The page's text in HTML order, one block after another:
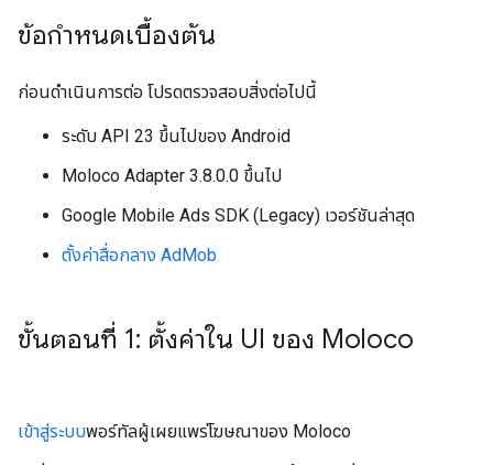
ข้อกำหนดเบื้องต้น
ก่อนดำเนินการต่อ โปรดตรวจสอบสิ่งต่อไปนี้
ระดับ API 23 ขึ้นไปของ Android
Moloco Adapter 3.8.0.0 ขึ้นไป
Google Mobile Ads SDK (Legacy) เวอร์ชันล่าสุด
ตั้งค่าสื่อกลาง AdMob
ขั้นตอนที่ 1: ตั้งค่าใน UI ของ Moloco
เข้าสู่ระบบพอร์ทัลผู้เผยแพร่โฆษณาของ Moloco